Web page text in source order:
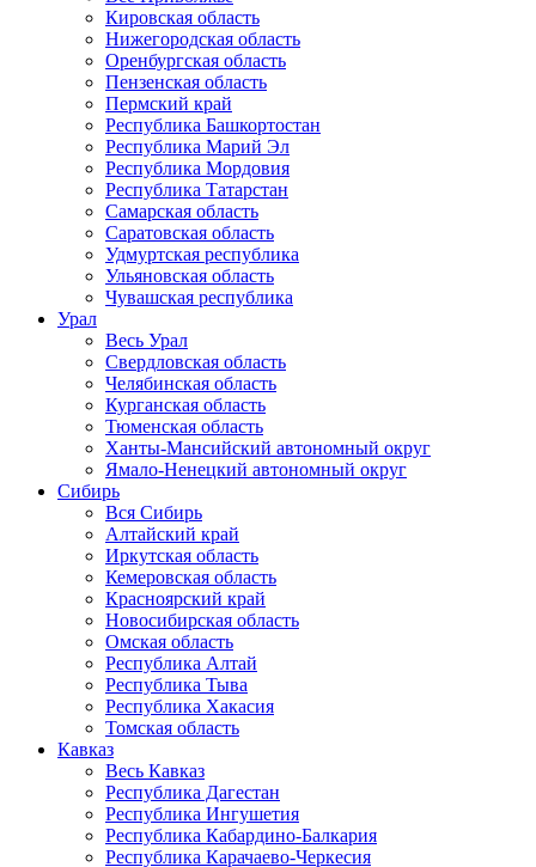
Кировская область
Нижегородская область
Оренбургская область
Пензенская область
Пермский край
Республика Башкортостан
Республика Марий Эл
Республика Мордовия
Республика Татарстан
Самарская область
Саратовская область
Удмуртская республика
Ульяновская область
Чувашская республика
Урал
Весь Урал
Свердловская область
Челябинская область
Курганская область
Тюменская область
Ханты-Мансийский автономный округ
Ямало-Ненецкий автономный округ
Сибирь
Вся Сибирь
Алтайский край
Иркутская область
Кемеровская область
Красноярский край
Новосибирская область
Омская область
Республика Алтай
Республика Тыва
Республика Хакасия
Томская область
Кавказ
Весь Кавказ
Республика Дагестан
Республика Ингушетия
Республика Кабардино-Балкария
Республика Карачаево-Черкесия